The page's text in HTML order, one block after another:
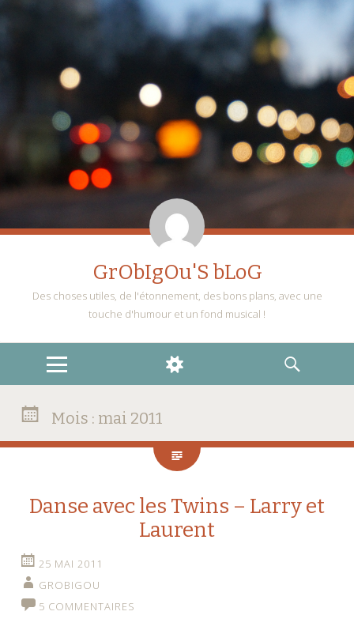
GrObIgOu'S bLoG
Des choses utiles, de l'étonnement, des bons plans, avec une
touche d'humour et un fond musical !
MENU
WIDGETS
RECHERCHE
Mois : mai 2011
Danse avec les Twins – Larry et
Laurent
25 MAI 2011
GROBIGOU
5 COMMENTAIRES